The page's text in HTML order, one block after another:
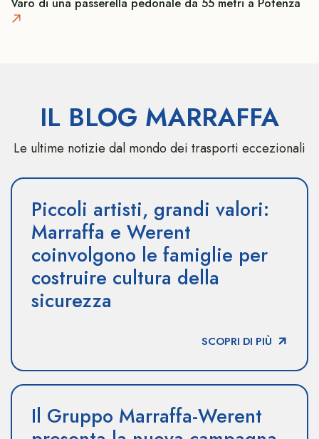
IL BLOG MARRAFFA
Le ultime notizie dal mondo dei trasporti eccezionali
Piccoli artisti, grandi valori:
Marraffa e Werent
coinvolgono le famiglie per
costruire cultura della
sicurezza
SCOPRI DI PIÙ
Il Gruppo Marraffa-Werent